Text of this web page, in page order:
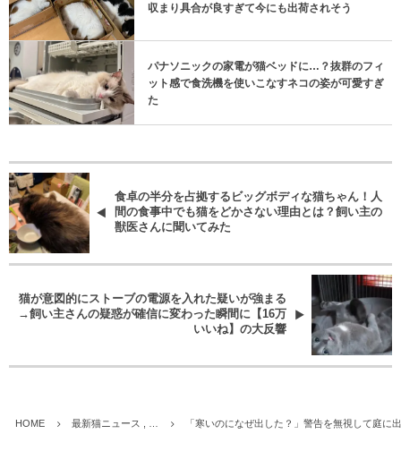
収まり具合が良すぎて今にも出荷されそう
パナソニックの家電が猫ベッドに…？抜群のフィ
ット感で食洗機を使いこなすネコの姿が可愛すぎ
た
食卓の半分を占拠するビッグボディな猫ちゃん！人
間の食事中でも猫をどかさない理由とは？飼い主の
獣医さんに聞いてみた
猫が意図的にストーブの電源を入れた疑いが強まる
→飼い主さんの疑惑が確信に変わった瞬間に【16万
いいね】の大反響
HOME 最新猫ニュース , … 「寒いのになぜ出した？」警告を無視して庭